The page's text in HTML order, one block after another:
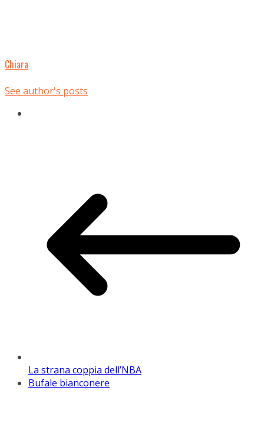
Chiara
See author's posts
La strana coppia dell’NBA
Bufale bianconere